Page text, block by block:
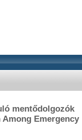
mentődolgozók
Emergency